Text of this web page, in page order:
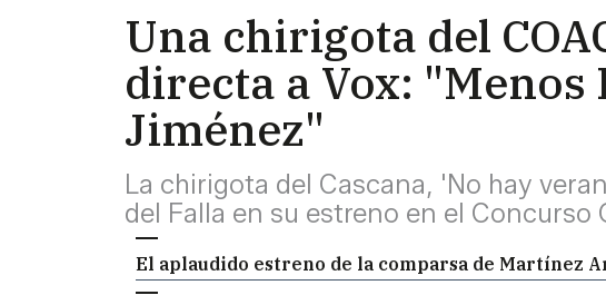
Una chirigota del
directa a Vox:
Jiménez"
La chirigota del Cascana, 'No hay
del Falla en su estreno en el
El aplaudido estreno de la comparsa de Martínez